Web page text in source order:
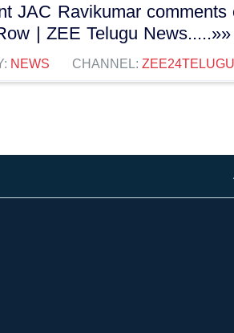
JAC Ravikumar
| ZEE Telugu News.....»»
NEWS CHANNEL: